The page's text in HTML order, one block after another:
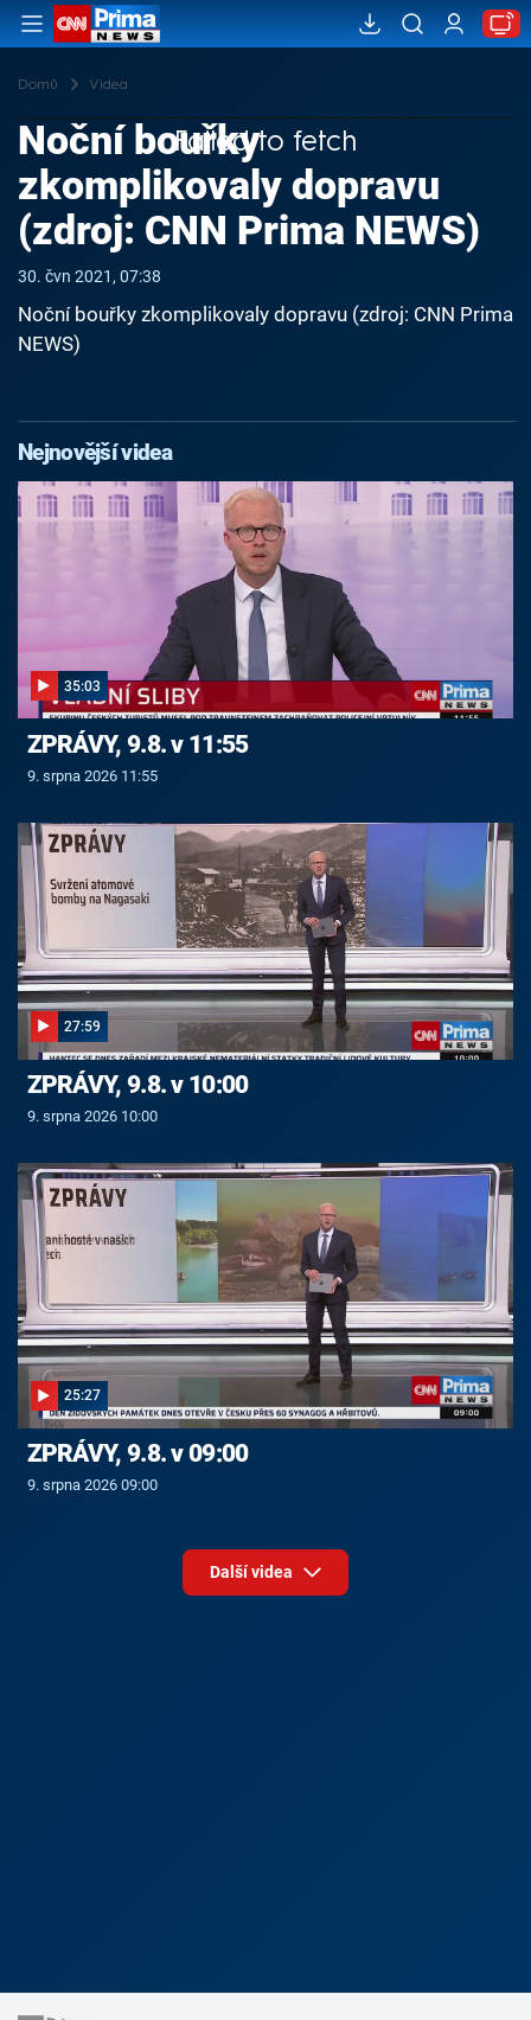
Domů Videa
Failed to fetch
Noční bouřky
zkomplikovaly dopravu
(zdroj: CNN Prima NEWS)
30. čvn 2021, 07:38
Noční bouřky zkomplikovaly dopravu (zdroj: CNN Prima
NEWS)
Nejnovější videa
35:03
ZPRÁVY, 9.8. v 11:55
9. srpna 2026 11:55
27:59
ZPRÁVY, 9.8. v 10:00
9. srpna 2026 10:00
25:27
ZPRÁVY, 9.8. v 09:00
9. srpna 2026 09:00
Další videa